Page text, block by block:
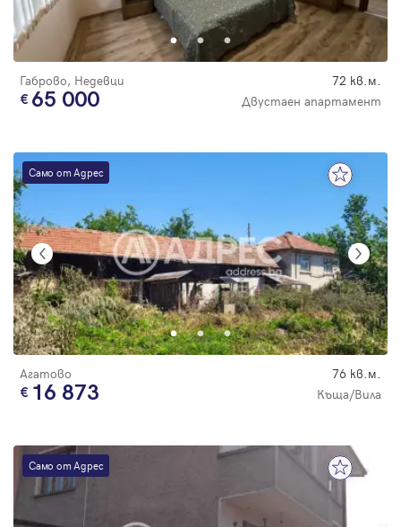
цена
Габрово, Недевци 72 кв.м.
65 000 Двустаен апартамент
Само от Адрес
Агатово 76 кв.м.
16 873 Къща/Вила
Само от Адрес
Парола
Регистрация